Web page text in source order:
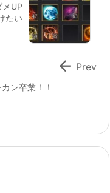
UP
たい
ン卒業！！
 Prev